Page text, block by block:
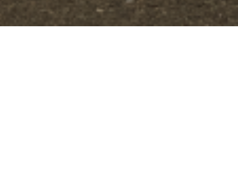
Personnalisez vos préférences pour contrôler la manière dont